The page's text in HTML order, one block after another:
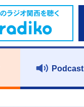
Podcast